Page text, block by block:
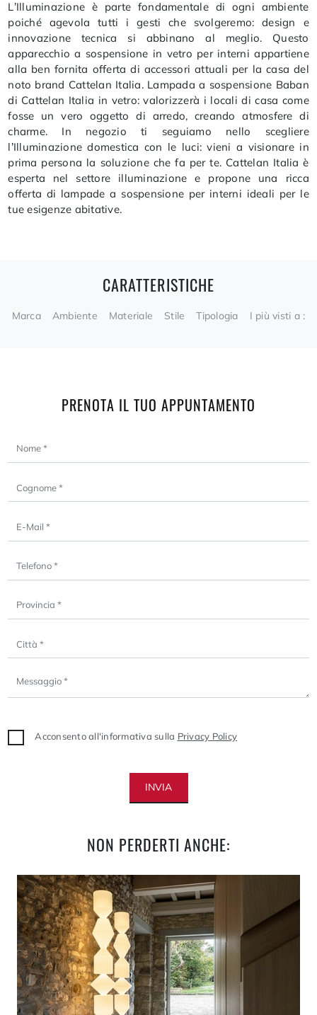
L’Illuminazione è parte fondamentale di ogni ambiente
poiché agevola tutti i gesti che svolgeremo: design e
innovazione tecnica si abbinano al meglio. Questo
apparecchio a sospensione in vetro per interni appartiene
alla ben fornita offerta di accessori attuali per la casa del
noto brand Cattelan Italia. Lampada a sospensione Baban
di Cattelan Italia in vetro: valorizzerà i locali di casa come
fosse un vero oggetto di arredo, creando atmosfere di
charme. In negozio ti seguiamo nello scegliere
l’Illuminazione domestica con le luci: vieni a visionare in
prima persona la soluzione che fa per te. Cattelan Italia è
esperta nel settore illuminazione e propone una ricca
offerta di lampade a sospensione per interni ideali per le
tue esigenze abitative.
CARATTERISTICHE
Marca Ambiente Materiale Stile Tipologia I più visti a :
PRENOTA IL TUO APPUNTAMENTO
Acconsento all'informativa sulla Privacy Policy
INVIA
NON PERDERTI ANCHE: